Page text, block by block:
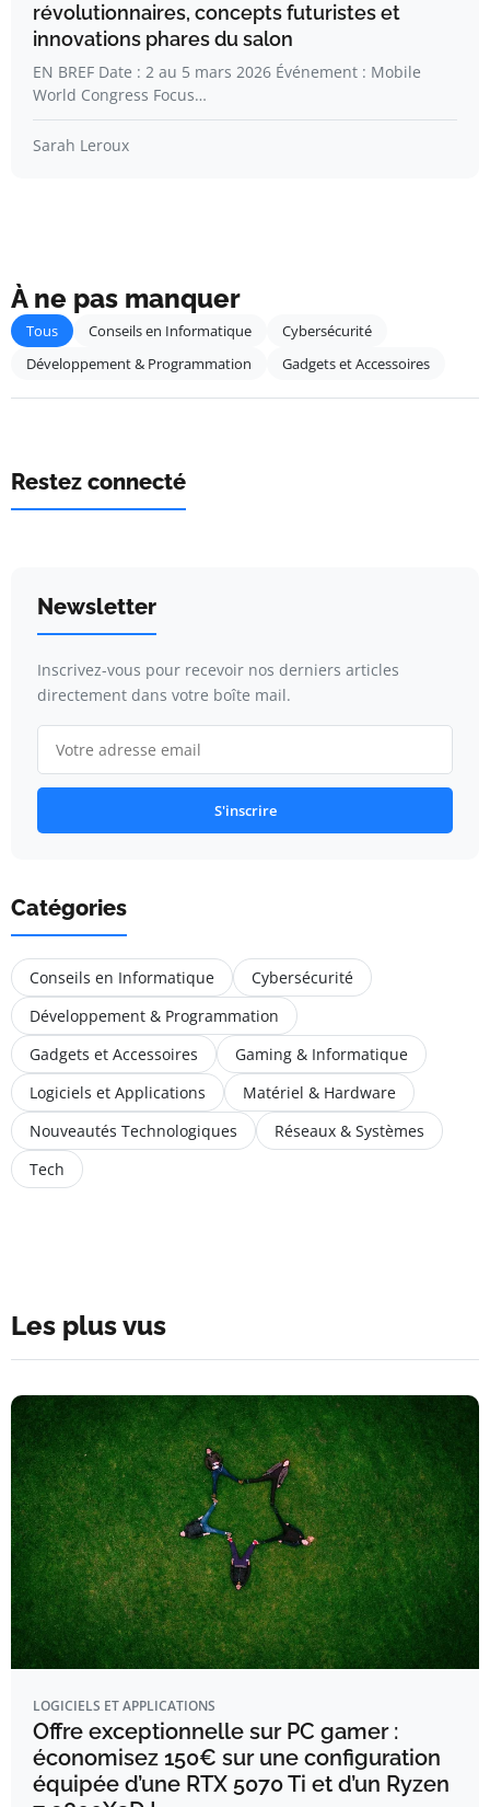
révolutionnaires, concepts futuristes et
innovations phares du salon
EN BREF Date : 2 au 5 mars 2026 Événement : Mobile
World Congress Focus…
Sarah Leroux
À ne pas manquer
Tous Conseils en Informatique
Cybersécurité
Développement & Programmation
Gadgets et Accessoires
Restez connecté
Newsletter
Inscrivez-vous pour recevoir nos derniers articles
directement dans votre boîte mail.
S'inscrire
Catégories
Conseils en Informatique
Cybersécurité
Développement & Programmation
Gadgets et Accessoires
Gaming & Informatique
Logiciels et Applications
Matériel & Hardware
Nouveautés Technologiques
Réseaux & Systèmes
Tech
Les plus vus
LOGICIELS ET APPLICATIONS
Offre exceptionnelle sur PC gamer :
économisez 150€ sur une configuration
équipée d’une RTX 5070 Ti et d’un Ryzen